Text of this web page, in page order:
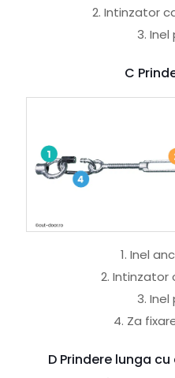
2. Intinzator
3.
C
1. Inel
2. Intinzator
3.
4. Za
D Prindere lunga